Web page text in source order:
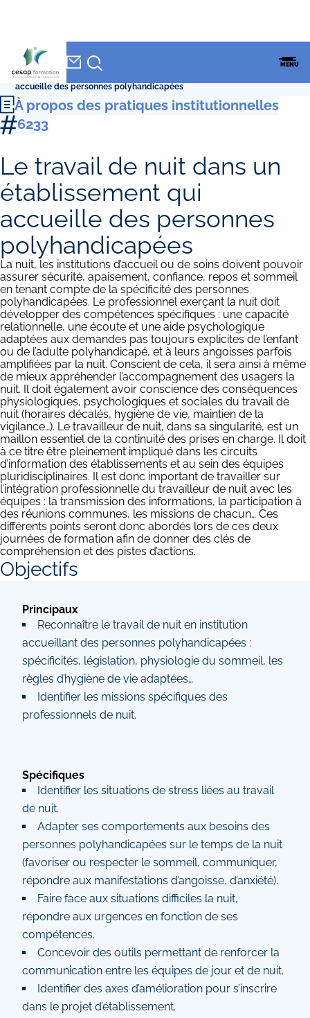
FORMATION
MENU
Accueil»
institutionnelles»
Le travail de nuit dans un établissement qui
accueille des personnes polyhandicapées
À propos des pratiques institutionnelles
6233
Le travail de nuit dans un
établissement qui
accueille des personnes
polyhandicapées
La nuit, les institutions d’accueil ou de soins doivent pouvoir
assurer sécurité, apaisement, confiance, repos et sommeil
en tenant compte de la spécificité des personnes
polyhandicapées. Le professionnel exerçant la nuit doit
développer des compétences spécifiques : une capacité
relationnelle, une écoute et une aide psychologique
adaptées aux demandes pas toujours explicites de l’enfant
ou de l’adulte polyhandicapé, et à leurs angoisses parfois
amplifiées par la nuit. Conscient de cela, il sera ainsi à même
de mieux appréhender l’accompagnement des usagers la
nuit. Il doit également avoir conscience des conséquences
physiologiques, psychologiques et sociales du travail de
nuit (horaires décalés, hygiène de vie, maintien de la
vigilance…). Le travailleur de nuit, dans sa singularité, est un
maillon essentiel de la continuité des prises en charge. Il doit
à ce titre être pleinement impliqué dans les circuits
d’information des établissements et au sein des équipes
pluridisciplinaires. Il est donc important de travailler sur
l’intégration professionnelle du travailleur de nuit avec les
équipes : la transmission des informations, la participation à
des réunions communes, les missions de chacun… Ces
différents points seront donc abordés lors de ces deux
journées de formation afin de donner des clés de
compréhension et des pistes d’actions.
Objectifs
Principaux
Reconnaître le travail de nuit en institution
accueillant des personnes polyhandicapées :
spécificités, législation, physiologie du sommeil, les
règles d’hygiène de vie adaptées…
Identifier les missions spécifiques des
professionnels de nuit.
Spécifiques
Identifier les situations de stress liées au travail
de nuit.
Adapter ses comportements aux besoins des
personnes polyhandicapées sur le temps de la nuit
(favoriser ou respecter le sommeil, communiquer,
répondre aux manifestations d’angoisse, d’anxiété).
Faire face aux situations difficiles la nuit,
répondre aux urgences en fonction de ses
compétences.
Concevoir des outils permettant de renforcer la
communication entre les équipes de jour et de nuit.
Identifier des axes d’amélioration pour s’inscrire
dans le projet d’établissement.